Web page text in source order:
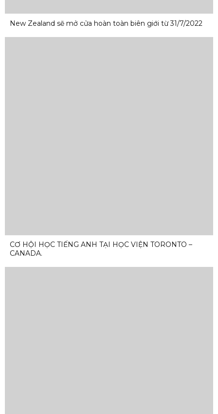
New Zealand sẽ mở cửa hoàn toàn biên giới từ 31/7/2022
CƠ HỘI HỌC TIẾNG ANH TẠI HỌC VIỆN TORONTO –
CANADA.